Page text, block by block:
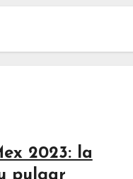
2023: la
pulgar